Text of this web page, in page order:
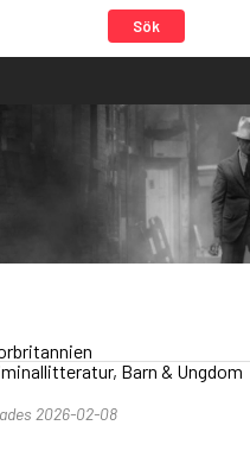
Sök
Barn & Ungdom
2026-02-08